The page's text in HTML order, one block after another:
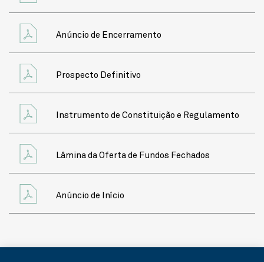
Anúncio de Encerramento
Prospecto Definitivo
Instrumento de Constituição e Regulamento
Lâmina da Oferta de Fundos Fechados
Anúncio de Início